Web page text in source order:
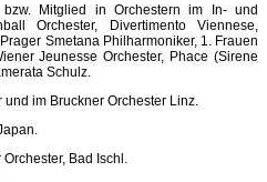
bzw. Mitglied in Orchestern im In- und
Orchester, Divertimento Viennese,
Smetana Philharmoniker, 1. Frauen
Jeunesse Orchester, Phace (Sirene
Schulz.
im Bruckner Orchester Linz.
Bad Ischl.